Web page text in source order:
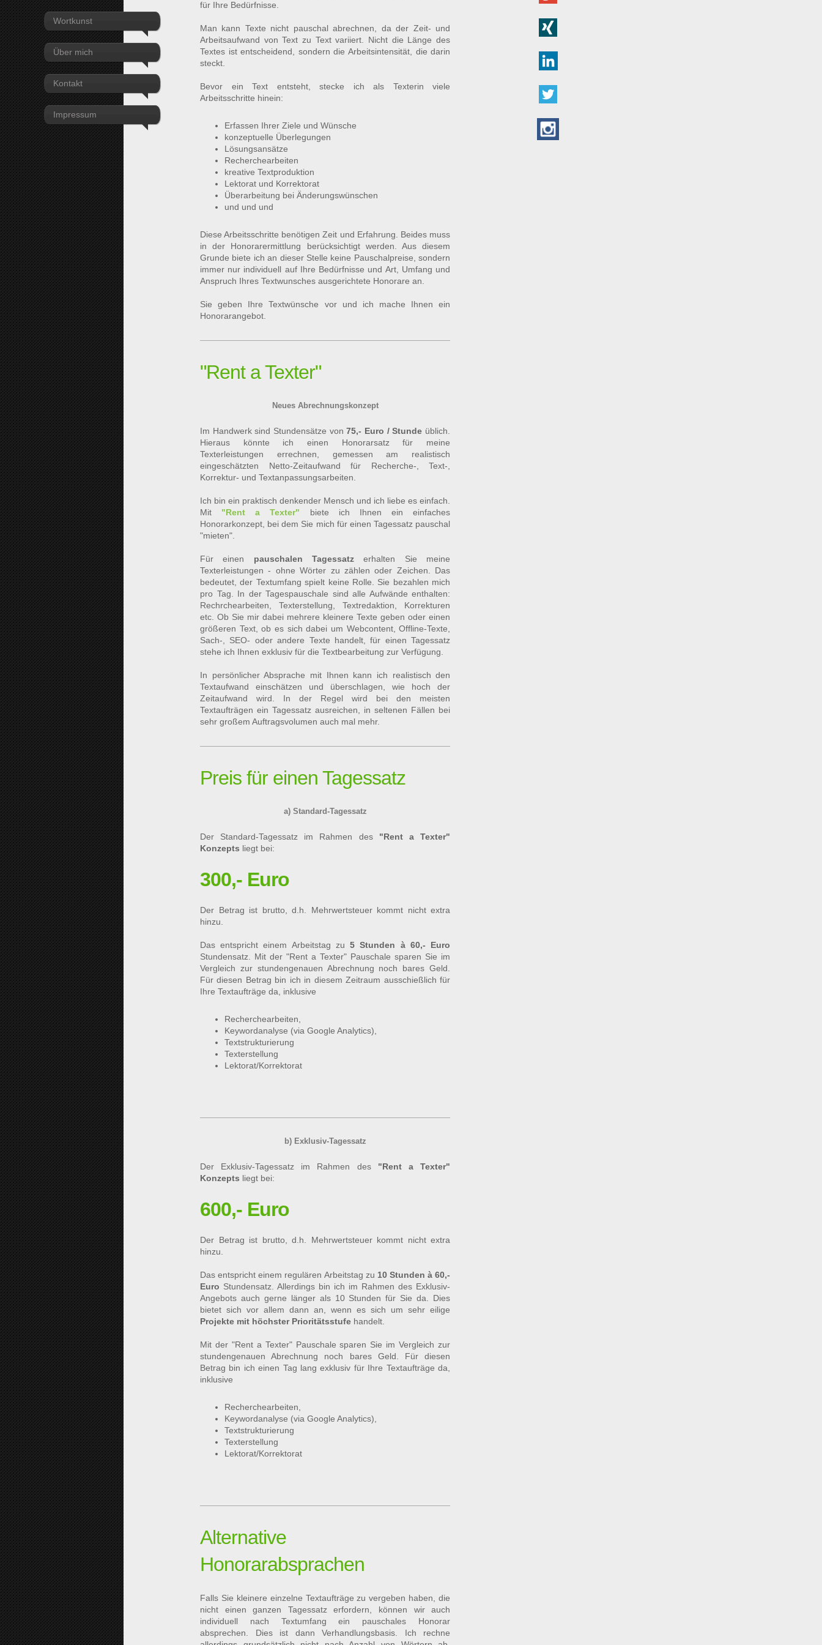
Wortkunst
Über mich
Kontakt
Impressum
für Ihre Bedürfnisse.
Man kann Texte nicht pauschal abrechnen, da der Zeit- und
Arbeitsaufwand von Text zu Text variiert. Nicht die Länge des
Textes ist entscheidend, sondern die Arbeitsintensität, die darin
steckt.
Bevor ein Text entsteht, stecke ich als Texterin viele
Arbeitsschritte hinein:
Erfassen Ihrer Ziele und Wünsche
konzeptuelle Überlegungen
Lösungsansätze
Recherchearbeiten
kreative Textproduktion
Lektorat und Korrektorat
Überarbeitung bei Änderungswünschen
und und und
Diese Arbeitsschritte benötigen Zeit und Erfahrung. Beides muss
in der Honorarermittlung berücksichtigt werden. Aus diesem
Grunde biete ich an dieser Stelle keine Pauschalpreise, sondern
immer nur individuell auf Ihre Bedürfnisse und Art, Umfang und
Anspruch Ihres Textwunsches ausgerichtete Honorare an.
Sie geben Ihre Textwünsche vor und ich mache Ihnen ein
Honorarangebot.
"Rent a Texter"
Neues Abrechnungskonzept
Im Handwerk sind Stundensätze von75,- Euro / Stunde üblich.
Hieraus könnte ich einen Honorarsatz für meine
Texterleistungen errechnen,
gemessen am realistisch
eingeschätzten Netto-Zeitaufwand für Recherche-, Text-,
Korrektur- und Textanpassungsarbeiten.
Ich bin ein praktisch denkender Mensch und ich liebe es einfach.
Mit "Rent a Texter" biete ich Ihnen ein einfaches
Honorarkonzept, bei dem Sie mich für einen Tagessatz pauschal
"mieten".
Für einen pauschalen Tagessatz erhalten Sie meine
Texterleistungen - ohne Wörter zu zählen oder Zeichen. Das
bedeutet, der Textumfang spielt keine Rolle. Sie bezahlen mich
pro Tag. In der Tagespauschale sind alle Aufwände enthalten:
Rechrchearbeiten, Texterstellung, Textredaktion, Korrekturen
etc. Ob Sie mir dabei mehrere kleinere Texte geben oder einen
größeren Text, ob es sich dabei um Webcontent, Offline-Texte,
Sach-, SEO- oder andere Texte handelt, für einen Tagessatz
stehe ich Ihnen exklusiv für die Textbearbeitung zur Verfügung.
In persönlicher Absprache mit Ihnen kann ich realistisch den
Textaufwand einschätzen und überschlagen, wie hoch der
Zeitaufwand wird. In der Regel wird bei den meisten
Textaufträgen ein Tagessatz ausreichen, in seltenen Fällen bei
sehr großem Auftragsvolumen auch mal mehr.
Preis für einen Tagessatz
a) Standard-Tagessatz
Der Standard-Tagessatz im Rahmen des "Rent a Texter"
Konzepts liegt bei:
300,- Euro
Der Betrag ist brutto, d.h. Mehrwertsteuer kommt nicht extra
hinzu.
Das entspricht einem Arbeitstag zu5 Stunden à 60,- Euro
Stundensatz. Mit der "Rent a Texter" Pauschale sparen Sie im
Vergleich zur stundengenauen Abrechnung noch bares Geld.
Für diesen Betrag bin ich in diesem Zeitraum ausschießlich für
Ihre Textaufträge da, inklusive
Recherchearbeiten,
Keywordanalyse (via Google Analytics),
Textstrukturierung
Texterstellung
Lektorat/Korrektorat
b) Exklusiv-Tagessatz
Der Exklusiv-Tagessatz im Rahmen des "Rent a Texter"
Konzepts liegt bei:
600,- Euro
Der Betrag ist brutto, d.h. Mehrwertsteuer kommt nicht extra
hinzu.
Das entspricht einem regulären Arbeitstag zu 10 Stunden à 60,-
Euro Stundensatz. Allerdings bin ich im Rahmen des Exklusiv-
Angebots auch gerne länger als 10 Stunden für Sie da. Dies
bietet sich vor allem dann an, wenn es sich um sehr eilige
Projekte mit höchster Prioritätsstufehandelt.
Mit der "Rent a Texter" Pauschale sparen Sie im Vergleich zur
stundengenauen Abrechnung noch bares Geld. Für diesen
Betrag bin ich einen Tag lang exklusiv für Ihre Textaufträge da,
inklusive
Recherchearbeiten,
Keywordanalyse (via Google Analytics),
Textstrukturierung
Texterstellung
Lektorat/Korrektorat
Alternative
Honorarabsprachen
Falls Sie kleinere einzelne Textaufträge zu vergeben haben, die
nicht einen ganzen Tagessatz erfordern, können wir auch
individuell nach Textumfang ein pauschales Honorar
absprechen. Dies ist dann Verhandlungsbasis. Ich rechne